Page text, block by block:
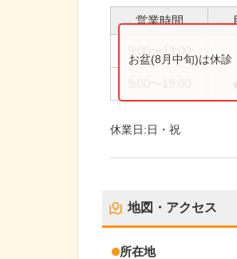
営業時間
9:00 13:00
お盆(8月中旬)は休診
休業日:日・祝
地図・アクセス
所在地